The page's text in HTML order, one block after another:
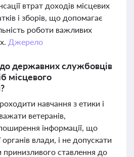
втрат доходів місцевих
і зборів, що допомагає
роботи важливих
Джерело
державних службовців
місцевого
навчання з етики і
ветеранів,
інформації, що
влади, і не допускати
ставлення до